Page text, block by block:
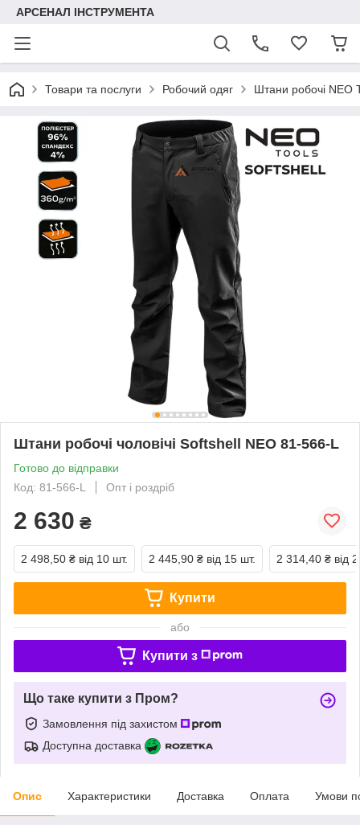
АРСЕНАЛ ІНСТРУМЕНТА
Товари та послуги Робочий одяг Штани робочі NEO
Штани робочі чоловічі Softshell NEO 81-566-L
Готово до відправки
Код: 81-566-L
Опт і роздріб
2 630 ₴
2 498,50 ₴ від 10 шт. 2 445,90 ₴ від 15 шт. 2 314,40 ₴ від
Купити
або
Купити з
Що таке купити з Пром?
Замовлення під захистом
Доступна доставка
Опис Характеристики Доставка Оплата Умови